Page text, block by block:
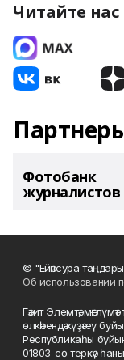
Читайте нас
Фотобанк
журналистов
© "Ейәнсура
Об использовании
Гәзит Элемтә,
өлкәһендә күҙәтеү
Республикаһы
01803-сө теркәү